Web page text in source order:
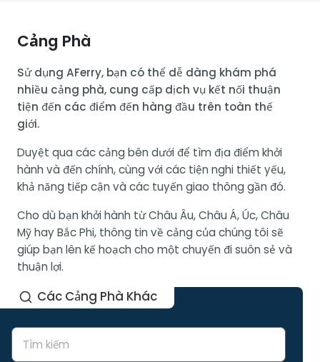
Cảng Phà
Sử dụng AFerry, bạn có thể dễ dàng khám phá
nhiều cảng phà, cung cấp dịch vụ kết nối thuận
tiện đến các điểm đến hàng đầu trên toàn thế
giới.
Duyệt qua các cảng bên dưới để tìm địa điểm khởi
hành và đến chính, cùng với các tiện nghi thiết yếu,
khả năng tiếp cận và các tuyến giao thông gần đó.
Cho dù bạn khởi hành từ Châu Âu, Châu Á, Úc, Châu
Mỹ hay Bắc Phi, thông tin về cảng của chúng tôi sẽ
giúp bạn lên kế hoạch cho một chuyến đi suôn sẻ và
thuận lợi.
Các Cảng Phà Khác